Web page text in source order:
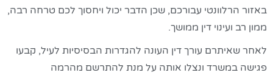
באזור הרלוונטי עבורכם, שכן הדבר יכול ויחסוך לכם טרחה רבה,
ממון רב ועינוי דין ממושך.
לאחר שאיתרם עורך דין העונה להגדרות הבסיסיות לעיל, קבעו
פגישה במשרד ונצלו אותה על מנת להתרשם מהרמה